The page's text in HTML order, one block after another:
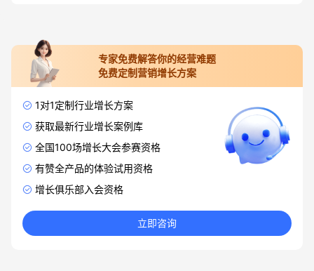
专家免费解答你的经营难题
免费定制营销增长方案
1对1定制行业增长方案
获取最新行业增长案例库
全国100场增长大会参赛资格
有赞全产品的体验试用资格
增长俱乐部入会资格
立即咨询